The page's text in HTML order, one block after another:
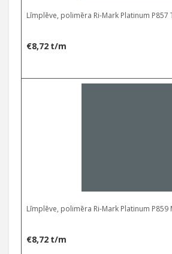
Līmplēve, polimēra Ri-Mark Platinum P857
€8,72 t/m
Līmplēve, polimēra Ri-Mark Platinum P859
€8,72 t/m